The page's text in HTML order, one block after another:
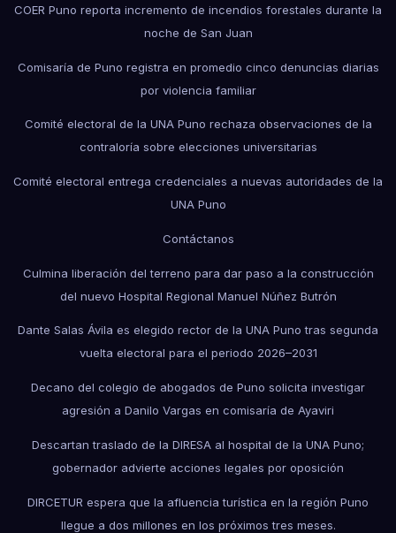
COER Puno reporta incremento de incendios forestales durante la
noche de San Juan
Comisaría de Puno registra en promedio cinco denuncias diarias
por violencia familiar
Comité electoral de la UNA Puno rechaza observaciones de la
contraloría sobre elecciones universitarias
Comité electoral entrega credenciales a nuevas autoridades de la
UNA Puno
Contáctanos
Culmina liberación del terreno para dar paso a la construcción
del nuevo Hospital Regional Manuel Núñez Butrón
Dante Salas Ávila es elegido rector de la UNA Puno tras segunda
vuelta electoral para el periodo 2026–2031
Decano del colegio de abogados de Puno solicita investigar
agresión a Danilo Vargas en comisaría de Ayaviri
Descartan traslado de la DIRESA al hospital de la UNA Puno;
gobernador advierte acciones legales por oposición
DIRCETUR espera que la afluencia turística en la región Puno
llegue a dos millones en los próximos tres meses.